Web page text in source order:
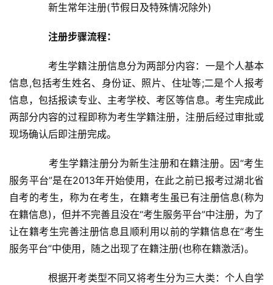
新生常年注册(节假日及特殊情况除外)
注册步骤流程：
考生学籍注册信息分为两部分内容：一是个人基本
信息,包括考生姓名、身份证、照片、住址等;二是个人报考
信息，包括报读专业、主考学校、考区等信息。考生完成此
两部分内容的过程即称为考生学籍注册，注册后经过审批或
现场确认后即注册完成。
考生学籍注册分为新生注册和在籍注册。因“考生
服务平台”是在2013年开始使用，在此之前已报考过湖北省
自考的考生，称为在考生，在籍考生虽已有注册信息(称为
在籍信息)，但并不完善且没在“考生服务平台”中注册，为了
让在籍考生完善注册信息且顺利用以前的学籍信息在“考生
服务平台”中使用，随之出现了在籍注册(也称在籍激活)。
根据开考类型不同又将考生分为三大类：个人自学